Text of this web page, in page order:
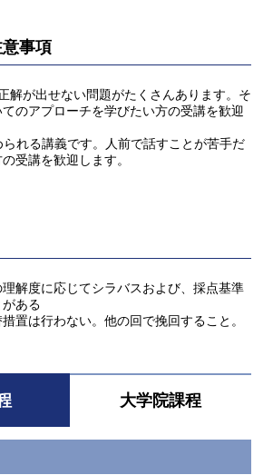
事項
解が出せない問題がたくさんあります。そ
のアプローチを学びたい方の受講を歓迎
れる講義です。人前で話すことが苦手だ
受講を歓迎します。
理解度に応じてシラバスおよび、採点基準
ある
置は行わない。他の回で挽回すること。
大学院課程